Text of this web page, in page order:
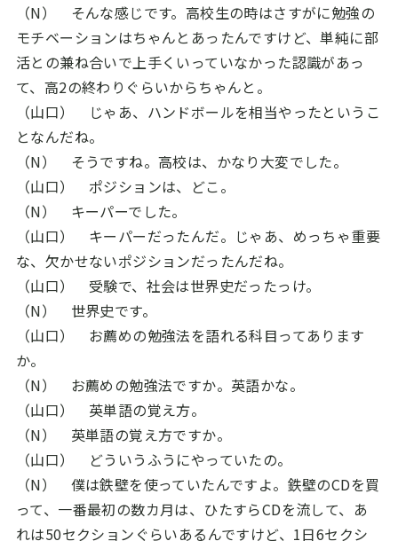
（N） そんな感じです。高校生の時はさすがに勉強の
モチベーションはちゃんとあったんですけど、単純に部
活との兼ね合いで上手くいっていなかった認識があっ
て、高2の終わりぐらいからちゃんと。
（山口） じゃあ、ハンドボールを相当やったというこ
となんだね。
（N） そうですね。高校は、かなり大変でした。
（山口） ポジションは、どこ。
（N） キーパーでした。
（山口） キーパーだったんだ。じゃあ、めっちゃ重要
な、欠かせないポジションだったんだね。
（山口） 受験で、社会は世界史だったっけ。
（N） 世界史です。
（山口） お薦めの勉強法を語れる科目ってあります
か。
（N） お薦めの勉強法ですか。英語かな。
（山口） 英単語の覚え方。
（N） 英単語の覚え方ですか。
（山口） どういうふうにやっていたの。
（N） 僕は鉄壁を使っていたんですよ。鉄壁のCDを買
って、一番最初の数カ月は、ひたすらCDを流して、あ
れは50セクションぐらいあるんですけど、 1日6セクシ